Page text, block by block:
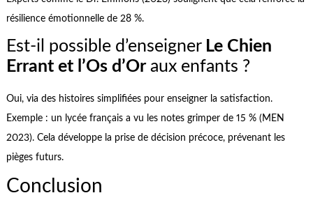
résilience émotionnelle de 28 %.
Est-il possible d’enseigner Le Chien
Errant et l’Os d’Oraux enfants ?
Oui, via des histoires simplifiées pour enseigner la satisfaction.
Exemple : un lycée français a vu les notes grimper de 15 % (MEN
2023). Cela développe la prise de décision précoce, prévenant les
pièges futurs.
Conclusion